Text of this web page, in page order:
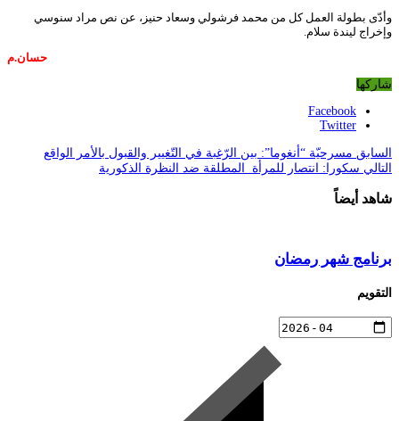
وأدّى بطولة العمل كل من محمد فرشولي وسعاد حنيز، عن نص مراد سنوسي
وإخراج ليندة سلام.
حسان.م
شاركها
Facebook
Twitter
السابق مسرحيّة “أنغوما”: بين الرّغبة في التّغيير والقبول بالأمر الواقع
التالي سكورا: انتصار للمرأة المطلقة ضد النظرة الذكورية
شاهد أيضاً
برنامج شهر رمضان
التقويم